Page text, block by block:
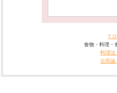
T
食物・料理・
料理法
台所論